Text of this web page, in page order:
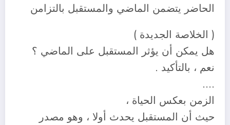
الحاضر يتضمن الماضي والمستقبل بالتزامن
( الخلاصة الجديدة )
هل يمكن أن يؤثر المستقبل على الماضي ؟
نعم ، بالتأكيد .
….
الزمن بعكس الحياة ،
حيث أن المستقبل يحدث أولا ، وهو مصدر